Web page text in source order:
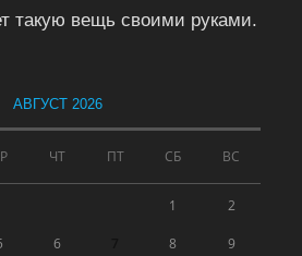
такую вещь своими руками.
АВГУСТ 2026
ЧТ ПТ СБ ВС
1 2
6 8 9